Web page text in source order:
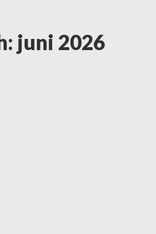
juni 2026